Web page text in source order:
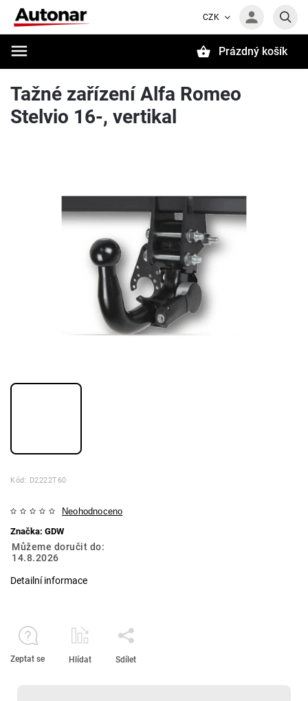
CZK
Prázdný košík
Tažné zařízení Alfa Romeo
Stelvio 16-, vertikal
Kód: D2222T60
Neohodnoceno
Značka: GDW
Můžeme doručit do:
14.8.2026
Detailní informace
Zeptat se Hlídat Sdílet